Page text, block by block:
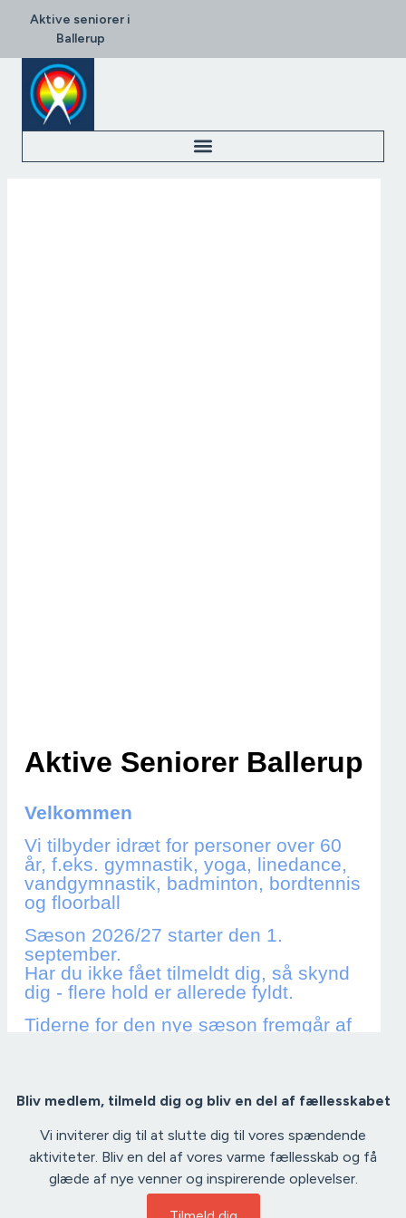
Aktive seniorer i
Ballerup
Bliv medlem, tilmeld dig og bliv en del af fællesskabet
Vi inviterer dig til at slutte dig til vores spændende
aktiviteter. Bliv en del af vores varme fællesskab og få
glæde af nye venner og inspirerende oplevelser.